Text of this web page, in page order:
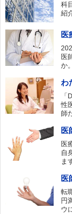
科
紹
医
医
か
わ
性
師
医
医
自
ま
医
転
円
ウ